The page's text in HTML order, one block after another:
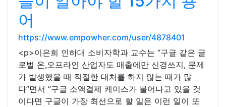
어
https://www.empowher.com/user/4878401
<p>이은희 인하대 소비자학과 교수는 “구글 같은 글
로벌 온,오프라인 산업자도 매출에만 신경쓰지, 문제
가 발생했을 때 적절한 대처를 하지 않는 때가 많
다”면서 “구글 소액결제 케이스가 불어나고 있을 것
이다면 구글이 가장 최선으로 할 일은 이런 일이 또